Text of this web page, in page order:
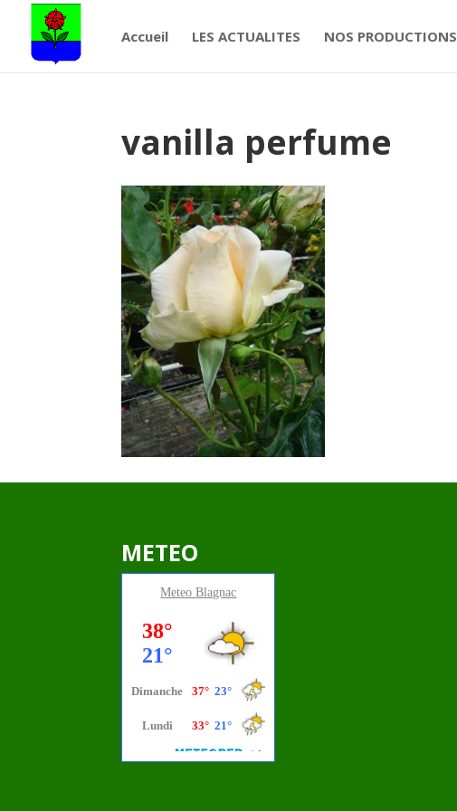
Accueil LES ACTUALITES NOS PRODUCTIONS
vanilla perfume
METEO
MeteoBlagnac